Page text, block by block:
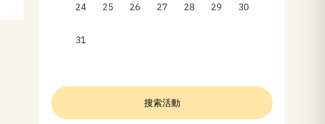
24 25 26 27 28 29 30
31
搜索活動